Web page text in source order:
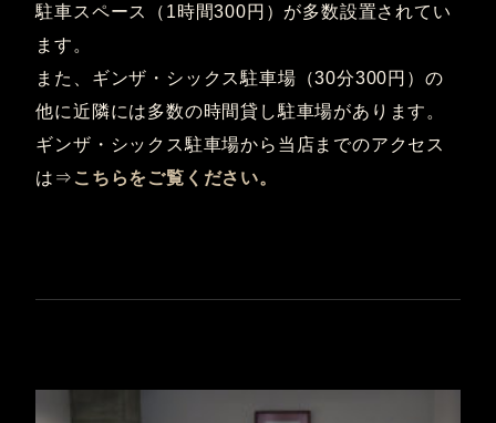
駐車スペース（1時間300円）が多数設置されてい
ます。
また、ギンザ・シックス駐車場（30分300円）の
他に近隣には多数の時間貸し駐車場があります。
ギンザ・シックス駐車場から当店までのアクセス
は⇒ こちらをご覧ください。